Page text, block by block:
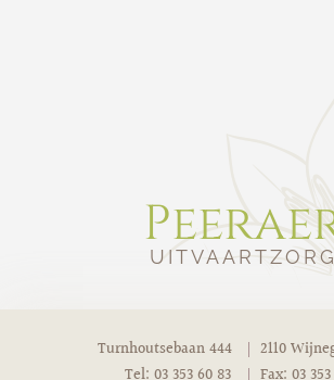
UITVAARTZORG
Turnhoutsebaan 444
2110